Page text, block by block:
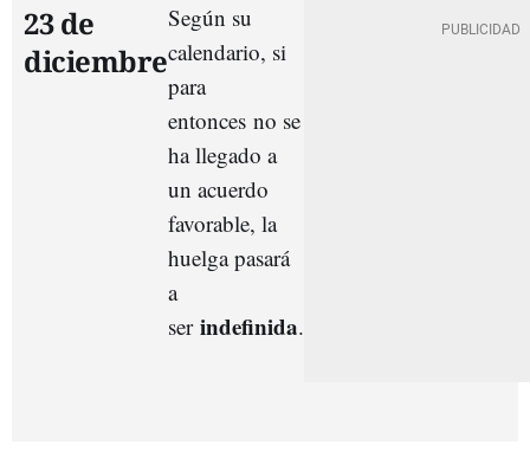
23 de
diciembre
Según su
calendario, si
para
entonces no se
ha llegado a
un acuerdo
favorable, la
huelga pasará
a
ser indefinida.